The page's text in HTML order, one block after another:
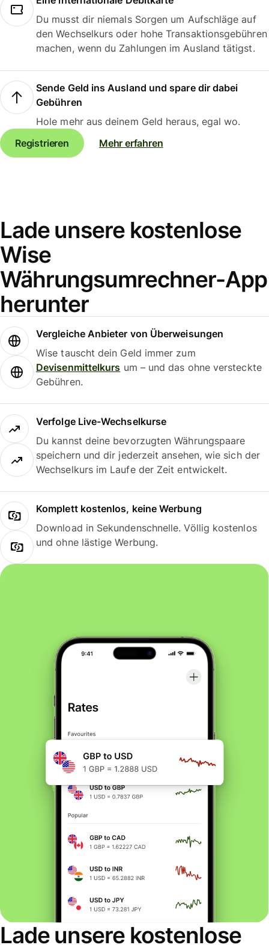
Du musst dir niemals Sorgen um Aufschläge auf
den Wechselkurs oder hohe Transaktionsgebühren
machen, wenn du Zahlungen im Ausland tätigst.
Sende Geld ins Ausland und spare dir dabei
Gebühren
Hole mehr aus deinem Geld heraus, egal wo.
Registrieren
Mehr erfahren
Lade unsere kostenlose
Wise
Währungsumrechner-App
herunter
Vergleiche Anbieter von Überweisungen
Wise tauscht dein Geld immer zum
Devisenmittelkurs um – und das ohne versteckte
Gebühren.
Verfolge Live-Wechselkurse
Du kannst deine bevorzugten Währungspaare
speichern und dir jederzeit ansehen, wie sich der
Wechselkurs im Laufe der Zeit entwickelt.
Komplett kostenlos, keine Werbung
Download in Sekundenschnelle. Völlig kostenlos
und ohne lästige Werbung.
Lade unsere kostenlose